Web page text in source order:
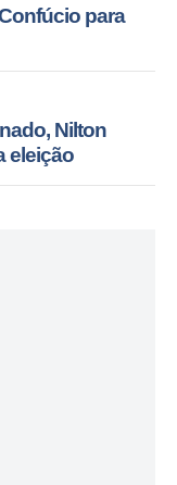
para
Nilton
eleição